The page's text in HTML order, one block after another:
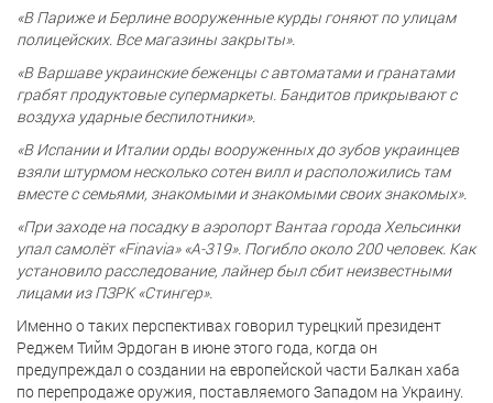
«В Париже и Берлине вооруженные курды гоняют по улицам
полицейских. Все магазины закрыты».
«В Варшаве украинские беженцы с автоматами и гранатами
грабят продуктовые супермаркеты. Бандитов прикрывают с
воздуха ударные беспилотники».
«В Испании и Италии орды вооруженных до зубов украинцев
взяли штурмом несколько сотен вилл и расположились там
вместе с семьями, знакомыми и знакомыми своих знакомых».
«При заходе на посадку в аэропорт Вантаа города Хельсинки
упал самолёт «Finavia» «А-319». Погибло около 200 человек. Как
установило расследование, лайнер был сбит неизвестными
лицами из ПЗРК «Стингер».
Именно о таких перспективах говорил турецкий президент
Реджем Тийм Эрдоган в июне этого года, когда он
предупреждал о создании на европейской части Балкан хаба
по перепродаже оружия, поставляемого Западом на Украину.